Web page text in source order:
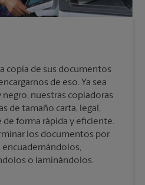
copia de sus documentos
de eso. Ya sea
nuestras copiadoras
de tamaño carta, legal,
forma rápida y eficiente.
los documentos por
o laminándolos.